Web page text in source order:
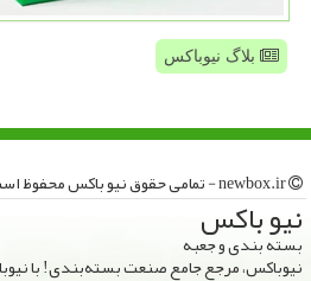
بلاگ نیوباکس
نیو باكس
بسته بندی و جعبه
نیوباکس، مرجع جامع صنعت بسته‌بندی! با